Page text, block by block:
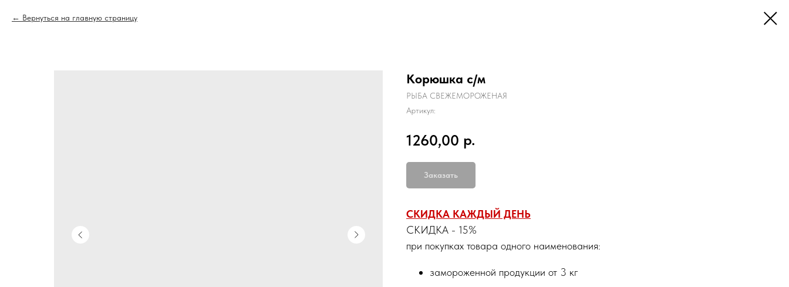
Вернуться на главную страницу
Корюшка с/м
РЫБА СВЕЖЕМОРОЖЕНАЯ
Артикул:
1260,00 р.
Заказать
СКИДКА КАЖДЫЙ ДЕНЬ
СКИДКА - 15%
при покупках товара одного наименования:
замороженной продукции от 3 кг